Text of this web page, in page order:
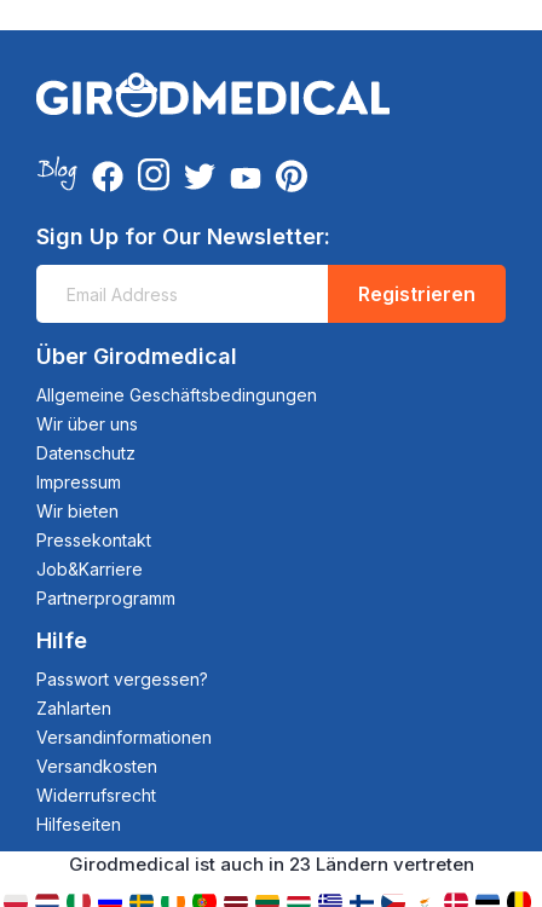
Sign Up for Our Newsletter:
Registrieren
Über Girodmedical
Allgemeine Geschäftsbedingungen
Wir über uns
Datenschutz
Impressum
Wir bieten
Pressekontakt
Job&Karriere
Partnerprogramm
Hilfe
Passwort vergessen?
Zahlarten
Versandinformationen
Versandkosten
Widerrufsrecht
Hilfeseiten
Girodmedical ist auch in 23 Ländern vertreten